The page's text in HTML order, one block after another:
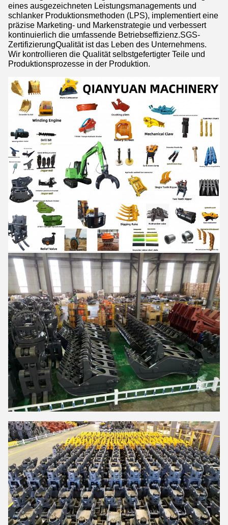
eines ausgezeichneten Leistungsmanagements und
schlanker Produktionsmethoden (LPS), implementiert eine
präzise Marketing- und Markenstrategie und verbessert
kontinuierlich die umfassende Betriebseffizienz.SGS-
ZertifizierungQualität ist das Leben des Unternehmens.
Wir kontrollieren die Qualität selbstgefertigter Teile und
Produktionsprozesse in der Produktion.